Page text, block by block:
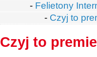
- Felietony
- Czyj to
Czyj to